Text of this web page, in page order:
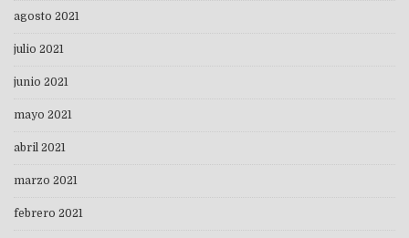
agosto 2021
julio 2021
junio 2021
mayo 2021
abril 2021
marzo 2021
febrero 2021